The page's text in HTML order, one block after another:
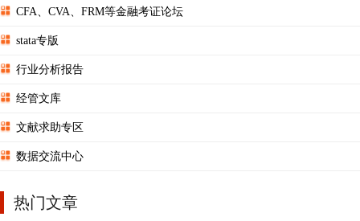
CFA、CVA、FRM等金融考证论坛
stata专版
行业分析报告
经管文库
文献求助专区
数据交流中心
热门文章